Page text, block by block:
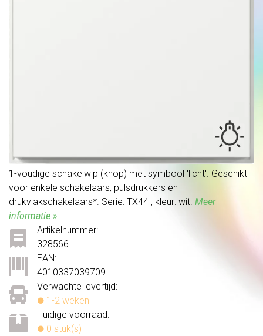
1-voudige schakelwip (knop) met symbool 'licht'. Geschikt
voor enkele schakelaars, pulsdrukkers en
drukvlakschakelaars*. Serie: TX44 , kleur: wit. Meer
informatie »
Verwachte levertijd:
1-2 weken
Huidige voorraad:
0 stuk(s)
Artikelnummer:
328566
EAN:
4010337039709